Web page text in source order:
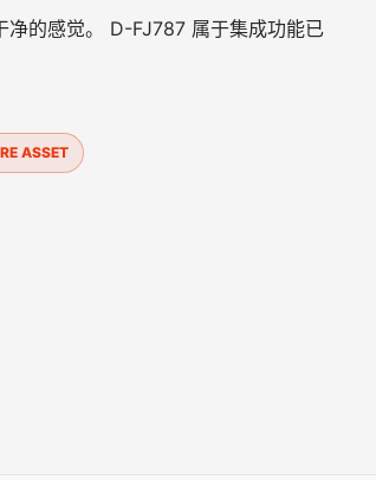
净的感觉。 D-FJ787 属于集成功能已
ASSET